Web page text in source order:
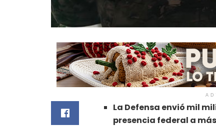
La Defensa envió mil
presencia federal a